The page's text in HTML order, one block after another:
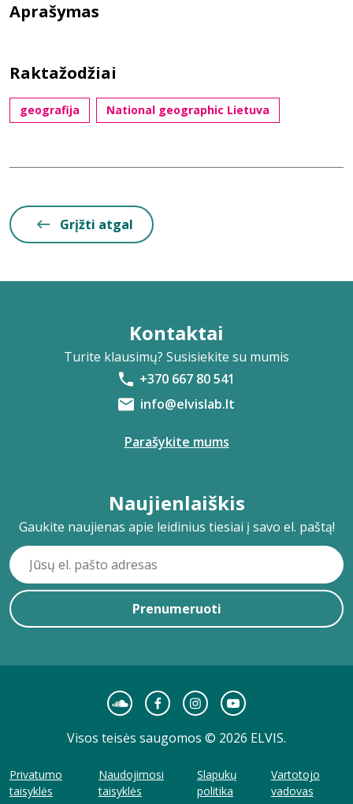
Aprašymas
Raktažodžiai
geografija National geographic Lietuva
Grįžti atgal
Kontaktai
Turite klausimų? Susisiekite su mumis
+370 667 80 541
info@elvislab.lt
Parašykite mums
Naujienlaiškis
Gaukite naujienas apie leidinius tiesiai į savo el. paštą!
Prenumeruoti
Visos teisės saugomos © 2026 ELVIS.
Privatumo
taisyklės
Naudojimosi
taisyklės
Slapukų
politika
Vartotojo
vadovas